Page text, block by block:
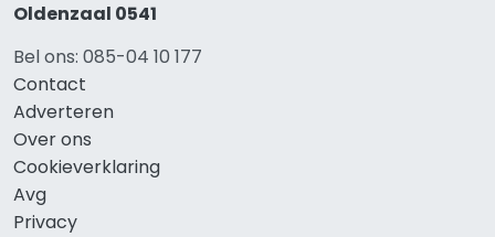
Oldenzaal 0541
Bel ons: 085-04 10 177
Contact
Adverteren
Over ons
Cookieverklaring
Avg
Privacy